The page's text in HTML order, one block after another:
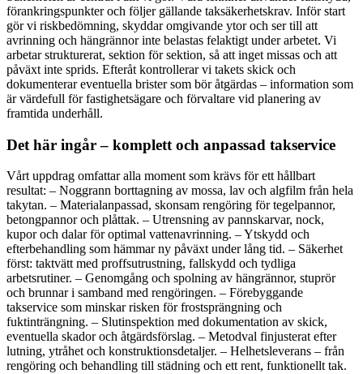
förankringspunkter och följer gällande taksäkerhetskrav. Inför start
gör vi riskbedömning, skyddar omgivande ytor och ser till att
avrinning och hängrännor inte belastas felaktigt under arbetet. Vi
arbetar strukturerat, sektion för sektion, så att inget missas och att
påväxt inte sprids. Efteråt kontrollerar vi takets skick och
dokumenterar eventuella brister som bör åtgärdas – information som
är värdefull för fastighetsägare och förvaltare vid planering av
framtida underhåll.
Det här ingår – komplett och anpassad takservice
Vårt uppdrag omfattar alla moment som krävs för ett hållbart
resultat: – Noggrann borttagning av mossa, lav och algfilm från hela
takytan. – Materialanpassad, skonsam rengöring för tegelpannor,
betongpannor och plåttak. – Utrensning av pannskarvar, nock,
kupor och dalar för optimal vattenavrinning. – Ytskydd och
efterbehandling som hämmar ny påväxt under lång tid. – Säkerhet
först: taktvätt med proffsutrustning, fallskydd och tydliga
arbetsrutiner. – Genomgång och spolning av hängrännor, stuprör
och brunnar i samband med rengöringen. – Förebyggande
takservice som minskar risken för frostsprängning och
fuktinträngning. – Slutinspektion med dokumentation av skick,
eventuella skador och åtgärdsförslag. – Metodval finjusterat efter
lutning, ytråhet och konstruktionsdetaljer. – Helhetsleverans – från
rengöring och behandling till städning och ett rent, funktionellt tak.